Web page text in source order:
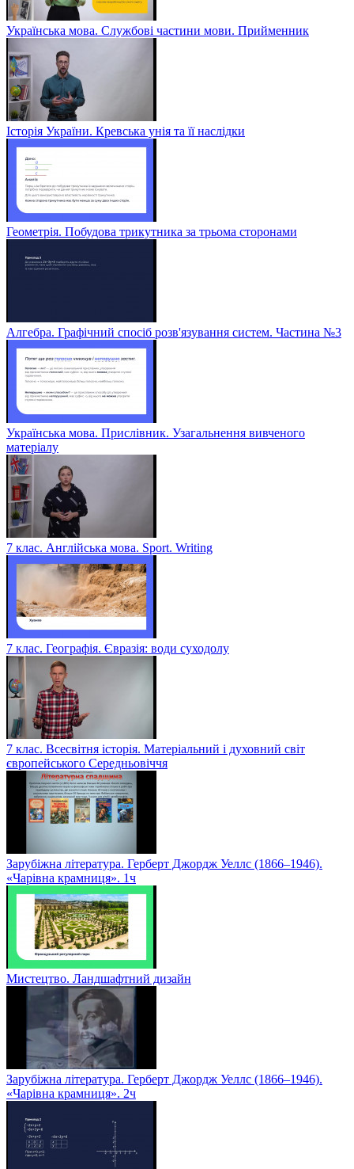
Українська мова. Службові частини мови. Прийменник
Історія України. Кревська унія та її наслідки
Геометрія. Побудова трикутника за трьома сторонами
Алгебра. Графічний спосіб розв'язування систем. Частина №3
Українська мова. Прислівник. Узагальнення вивченого
матеріалу
7 клас. Англійська мова. Sport. Writing
7 клас. Географія. Євразія: води суходолу
7 клас. Всесвітня історія. Матеріальний і духовний світ
європейського Середньовіччя
Зарубіжна література. Герберт Джордж Уеллс (1866–1946).
«Чарівна крамниця». 1ч
Мистецтво. Ландшафтний дизайн
Зарубіжна література. Герберт Джордж Уеллс (1866–1946).
«Чарівна крамниця». 2ч